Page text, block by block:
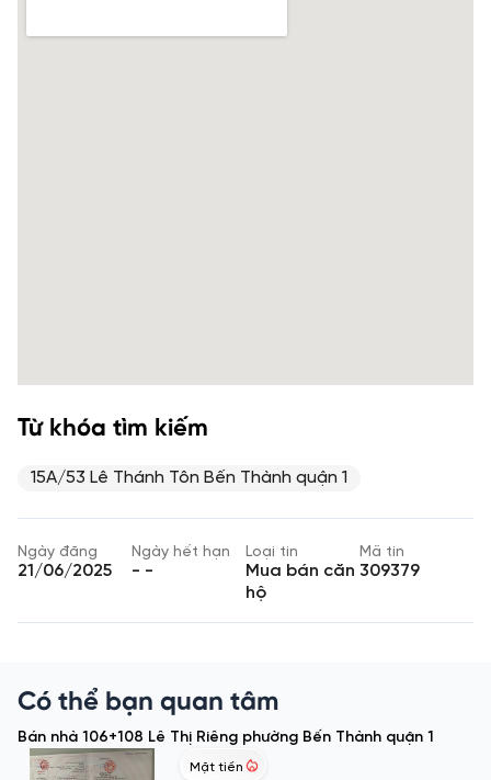
Từ khóa tìm kiếm
15A/53 Lê Thánh Tôn Bến Thành quận 1
Ngày đăng
21/06/2025
Ngày hết hạn
- -
Loại tin
Mua bán căn
hộ
Mã tin
309379
Có thể bạn quan tâm
Bán nhà 106+108 Lê Thị Riêng phường Bến Thành quận 1
Mặt tiền